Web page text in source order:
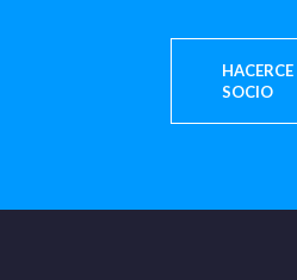
HACERCE
SOCIO